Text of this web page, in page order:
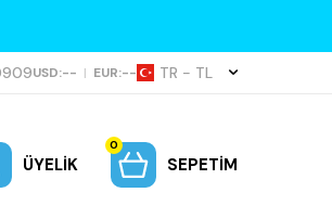
USD:-- | EUR:-- TR − TL
ÜYELIK
0
SEPETIM